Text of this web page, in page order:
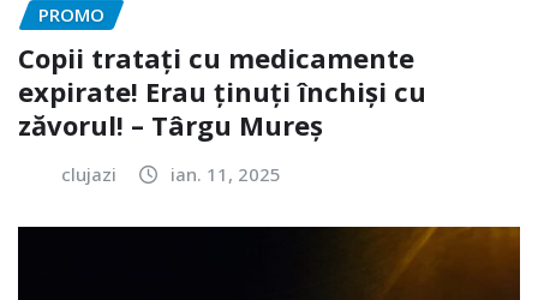
PROMO
Copii tratați cu medicamente
expirate! Erau ținuți închiși cu
zăvorul! – Târgu Mureș
clujazi ian. 11, 2025